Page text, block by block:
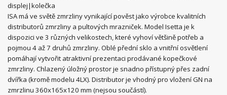
displej|kolečka
ISA má ve světě zmrzliny vynikající pověst jako výrobce kvalitních
distributorů zmrzliny a pultových mrazniček. Model Isetta je k
dispozici ve 3 různých velikostech, které vyhoví většině potřeb a
pojmou 4 až 7 druhů zmrzliny. Oblé přední sklo a vnitřní osvětlení
pomáhají vytvořit atraktivní prezentaci prodávané kopečkové
zmrzliny. Chlazený úložný prostor je snadno přístupný přes zadní
dvířka (kromě modelu 4LX). Distributor je vhodný pro vložení GN na
zmrzlinu 360x165x120 mm (nejsou součástí).